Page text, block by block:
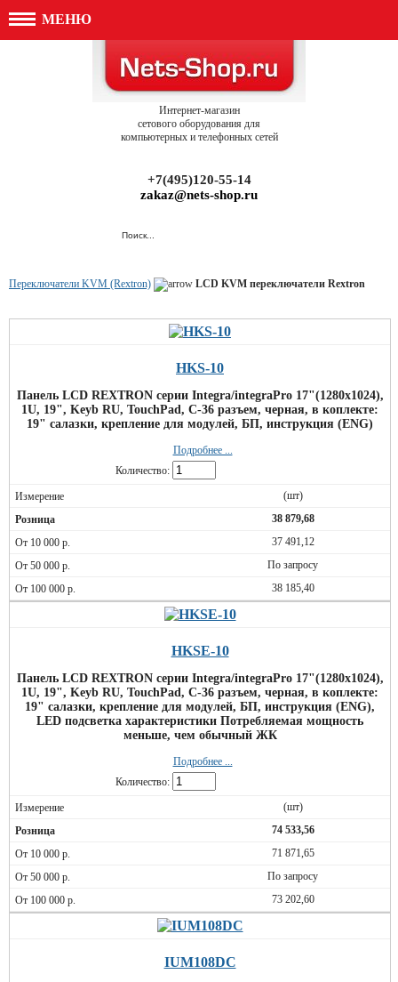
МЕНЮ
Интернет-магазин
сетового оборудования для
компьютерных и телефонных сетей
+7(495)120-55-14
zakaz@nets-shop.ru
Переключатели KVM (Rextron) LCD KVM переключатели Rextron
HKS-10
Панель LCD REXTRON серии Integra/integraPro 17"(1280х1024),
1U, 19", Keyb RU, TouchPad, C-36 разъем, черная, в коплекте:
19" салазки, крепление для модулей, БП, инструкция (ENG)
Подробнее ...
Количество:
(шт)
38 879,68
37 491,12
По запросу
38 185,40
HKSE-10
Панель LCD REXTRON серии Integra/integraPro 17"(1280х1024),
1U, 19", Keyb RU, TouchPad, C-36 разъем, черная, в коплекте:
19" салазки, крепление для модулей, БП, инструкция (ENG),
LED подсветка характеристики Потребляемая мощность
меньше, чем обычный ЖК
Подробнее ...
Количество:
(шт)
74 533,56
71 871,65
По запросу
73 202,60
IUM108DC